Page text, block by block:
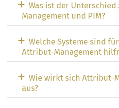
Was ist der
Management und PIM?
Welche Systeme sind
Attribut-Management
Wie wirkt sich Attribut-
aus?